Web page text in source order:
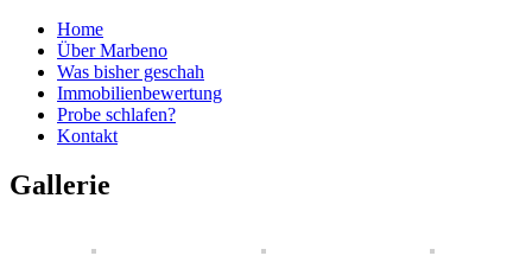
Home
Über Marbeno
Was bisher geschah
Immobilienbewertung
Probe schlafen?
Kontakt
Gallerie